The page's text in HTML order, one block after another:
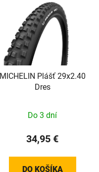
MICHELIN Plášť 29x2.40
Dres
Do 3 dní
34,95 €
DO KOŠÍKA